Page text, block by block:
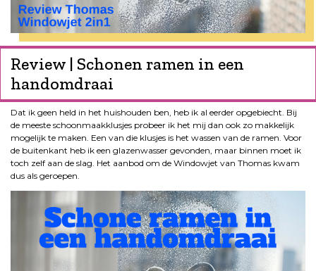
Review | Schonen ramen in een
handomdraai
Dat ik geen held in het huishouden ben, heb ik al eerder opgebiecht. Bij
de meeste schoonmaakklusjes probeer ik het mij dan ook zo makkelijk
mogelijk te maken. Een van die klusjes is het wassen van de ramen. Voor
de buitenkant heb ik een glazenwasser gevonden, maar binnen moet ik
toch zelf aan de slag. Het aanbod om de Windowjet van Thomas kwam
dus als geroepen.